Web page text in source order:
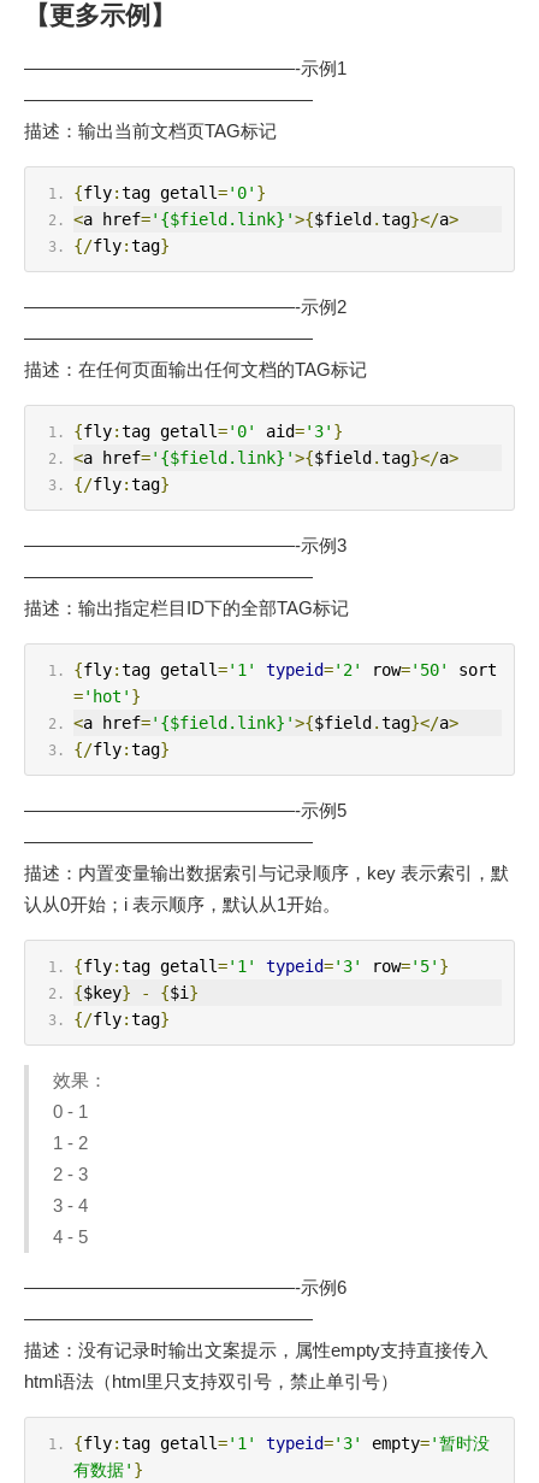
【更多示例】
———————————————-示例1
————————————————
描述：输出当前文档页TAG标记
{fly:tag getall='0' }
<a href='{$field.link}'>{$field .tag}</a>
{/fly:tag}
———————————————-示例2
————————————————
描述：在任何页面输出任何文档的TAG标记
{fly:tag getall='0' aid='3' }
<a href='{$field.link}'>{$field .tag}</a>
{/fly:tag}
———————————————-示例3
————————————————
描述：输出指定栏目ID下的全部TAG标记
{fly:tag getall='1' typeid='2' row='50'
sort
='hot' }
<a href='{$field.link}'>{$field .tag}</a>
{/fly:tag}
———————————————-示例5
————————————————
描述：内置变量输出数据索引与记录顺序，key 表示索引，默
认从0开始；i 表示顺序，默认从1开始。
{fly:tag getall='1' typeid='3' row='5' }
{$key} - {$i }
{/fly:tag}
效果：
0 - 1
1 - 2
2 - 3
3 - 4
4 - 5
———————————————-示例6
————————————————
描述：没有记录时输出文案提示，属性empty支持直接传入
html语法（html里只支持双引号，禁止单引号）
{fly:tag getall='1' typeid='3' empty='暂时没
有数据' }